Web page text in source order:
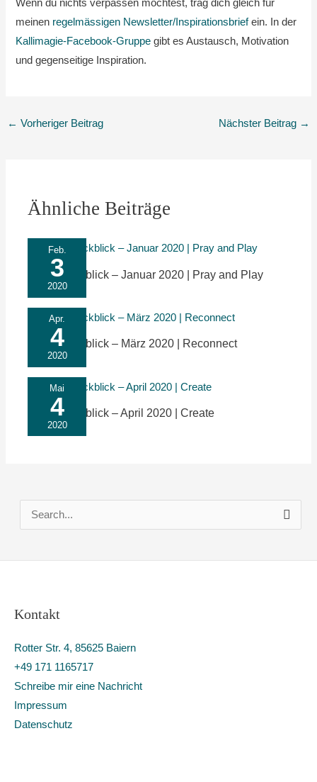
Wenn du nichts verpassen möchtest, trag dich gleich für
meinen regelmässigen Newsletter/Inspirationsbriefein. In der
Kallimagie-Facebook-Gruppe gibt es Austausch, Motivation
und gegenseitige Inspiration.
← Vorheriger Beitrag Nächster Beitrag →
Ähnliche Beiträge
Feb.
3
2020
Monatsrückblick – Januar 2020 | Pray and Play
Apr.
4
2020
Monatsrückblick – März 2020 | Reconnect
Mai
4
2020
Monatsrückblick – April 2020 | Create
c
n
n
a
c
h
:
Kontakt
Rotter Str. 4, 85625 Baiern
+49 171 1165717
Schreibe mir eine Nachricht
Impressum
Datenschutz